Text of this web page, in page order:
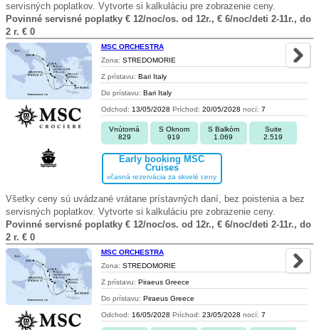
servisných poplatkov. Vytvorte si kalkuláciu pre zobrazenie ceny.
Povinné servisné poplatky € 12/noc/os. od 12r., € 6/noc/deti 2-11r., do
2 r. € 0
MSC ORCHESTRA
Zona: STREDOMORIE
Z prístavu: Bari Italy
Do prístavu: Bari Italy
Odchod: 13/05/2028 Príchod: 20/05/2028 nocí: 7
Vnútorná
829
S Oknom
919
S Balkóm
1.069
Suite
2.519
Early booking MSC
Cruises
včasná rezervácia za skvelé ceny
Všetky ceny sú uvádzané vrátane prístavných daní, bez poistenia a bez
servisných poplatkov. Vytvorte si kalkuláciu pre zobrazenie ceny.
Povinné servisné poplatky € 12/noc/os. od 12r., € 6/noc/deti 2-11r., do
2 r. € 0
MSC ORCHESTRA
Zona: STREDOMORIE
Z prístavu: Piraeus Greece
Do prístavu: Piraeus Greece
Odchod: 16/05/2028 Príchod: 23/05/2028 nocí: 7